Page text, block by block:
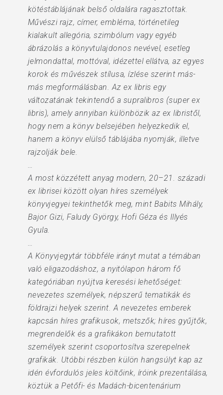
kötéstáblájának belső oldalára ragasztottak.
Művészi rajz, címer, embléma, történetileg
kialakult allegória, szimbólum vagy egyéb
ábrázolás a könyvtulajdonos nevével, esetleg
jelmondattal, mottóval, idézettel ellátva, az egyes
korok és művészek stílusa, ízlése szerint más-
más megformálásban. Az ex libris egy
változatának tekintendő a supralibros (super ex
libris), amely annyiban különbözik az ex libristől,
hogy nem a könyv belsejében helyezkedik el,
hanem a könyv elülső táblájába nyomják, illetve
rajzolják bele.
…
A most közzétett anyag modern, 20–21. századi
ex librisei között olyan híres személyek
könyvjegyei tekinthetők meg, mint Babits Mihály,
Bajor Gizi, Faludy György, Hofi Géza és Illyés
Gyula.
…
A Könyvjegytár többféle irányt mutat a témában
való eligazodáshoz, a nyitólapon három fő
kategóriában nyújtva keresési lehetőséget:
nevezetes személyek, népszerű tematikák és
földrajzi helyek szerint. A nevezetes emberek
kapcsán híres grafikusok, metszők; híres gyűjtők,
megrendelők és a grafikákon bemutatott
személyek szerint csoportosítva szerepelnek
grafikák. Utóbbi részben külön hangsúlyt kap az
idén évfordulós jeles költőink, íróink prezentálása,
köztük a Petőfi- és Madách-bicentenárium